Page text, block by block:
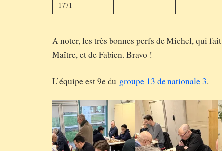
1771
A noter, les très bonnes perfs de Michel, qui
Maître, et de Fabien. Bravo !
L’équipe est 9e du groupe 13 de nationale 3.